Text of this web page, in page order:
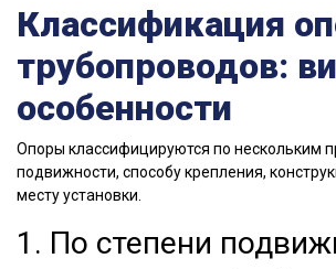
Классификация
трубопроводов:
особенности
Опоры классифицируются по нескольким
подвижности, способу крепления,
месту установки.
1. По степени